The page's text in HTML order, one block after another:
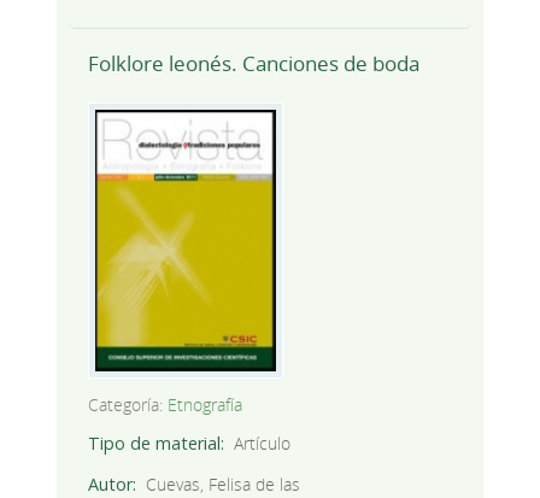
Folklore leonés. Canciones de boda
Categoría: Etnografía
Tipo de material
Artículo
Autor
Cuevas, Felisa de las